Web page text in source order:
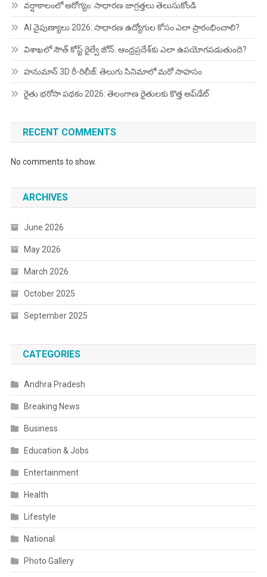
వర్షాకాలంలో ఆరోగ్యం: సాధారణ జాగ్రత్తలు తెలుసుకోండి
AI నైపుణ్యాలు 2026: సాధారణ ఉద్యోగుల కోసం ఎలా ప్రారంభించాలి?
విశాఖలో సౌత్ కోస్ట్ రైల్వే జోన్: ఆంధ్రప్రదేశ్‌కు ఎలా ఉపయోగపడుతుంది?
హనుమాన్ 3D రీ-రిలీజ్: తెలుగు సినిమాలో మరో సాహసం
రైతు భరోసా పథకం 2026: తెలంగాణ రైతులకు కొత్త అప్‌డేట్
RECENT COMMENTS
No comments to show.
ARCHIVES
June 2026
May 2026
March 2026
October 2025
September 2025
CATEGORIES
Andhra Pradesh
Breaking News
Business
Education & Jobs
Entertainment
Health
Lifestyle
National
Photo Gallery